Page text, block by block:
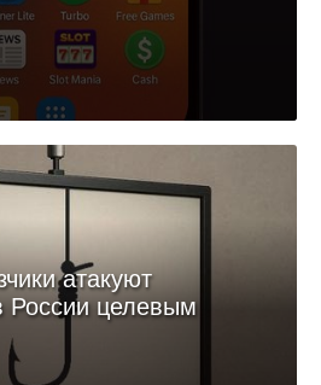
атакуют
России целевым